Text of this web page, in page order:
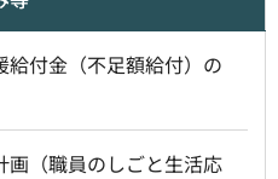
付金（不足額給付）の
画（職員のしごと生活応